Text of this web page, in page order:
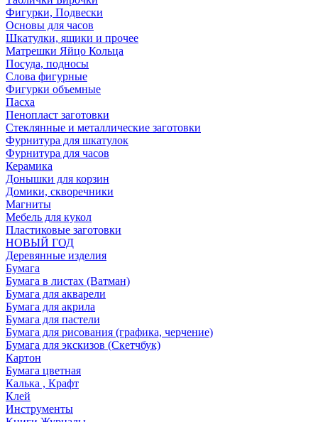
Фигурки, Подвески
Основы для часов
Шкатулки, ящики и прочее
Матрешки Яйцо Кольца
Посуда, подносы
Слова фигурные
Фигурки объемные
Пасха
Пенопласт заготовки
Стеклянные и металлические заготовки
Фурнитура для шкатулок
Фурнитура для часов
Керамика
Донышки для корзин
Домики, скворечники
Магниты
Мебель для кукол
Пластиковые заготовки
НОВЫЙ ГОД
Деревянные изделия
Бумага
Бумага в листах (Ватман)
Бумага для акварели
Бумага для акрила
Бумага для пастели
Бумага для рисования (графика, черчение)
Бумага для экскизов (Скетчбук)
Картон
Бумага цветная
Калька , Крафт
Клей
Инструменты